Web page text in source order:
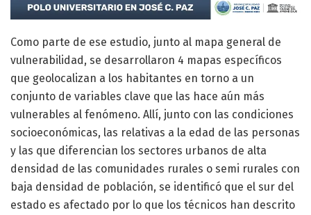
Como parte de ese estudio, junto al mapa general de
vulnerabilidad, se desarrollaron 4 mapas específicos
que geolocalizan a los habitantes en torno a un
conjunto de variables clave que las hace aún más
vulnerables al fenómeno. Allí, junto con las condiciones
socioeconómicas, las relativas a la edad de las personas
y las que diferencian los sectores urbanos de alta
densidad de las comunidades rurales o semi rurales con
baja densidad de población, se identificó que el sur del
estado es afectado por lo que los técnicos han descrito